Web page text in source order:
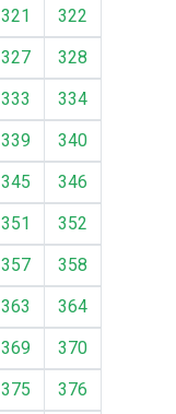
321
322
327
328
333
334
339
340
345
346
351
352
357
358
363
364
369
370
375 376